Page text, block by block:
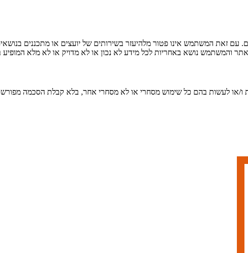
עם זאת המשתמש אינו פטור מלהיעזר בשירותים של יועצים או מתכננים
והמשתמש נושא באחריות לכל מידע לא נכון או לא מדויק או לא מלא
ו/או לעשות בהם כל שימוש מסחרי או לא מסחרי אחר, בלא קבלת הסכמה